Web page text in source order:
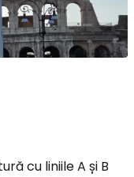
cu liniile A și B